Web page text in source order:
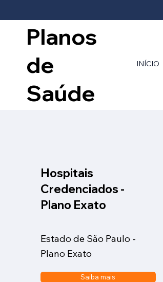
Planos
de
Saúde
INÍCIO
Hospitais
Credenciados -
Plano Exato
Estado de São Paulo -
Plano Exato
Saiba mais